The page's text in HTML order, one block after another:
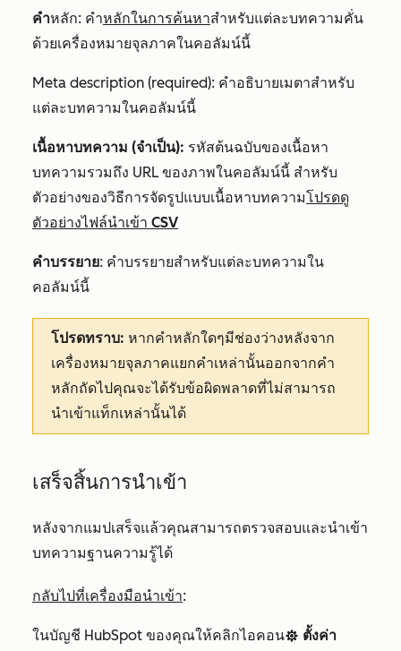
คำหลัก: คำหลักในการค้นหาสำหรับแต่ละบทความคั่น
ด้วยเครื่องหมายจุลภาคในคอลัมน์นี้
Meta description (required): คำอธิบายเมตาสำหรับ
แต่ละบทความในคอลัมน์นี้
เนื้อหาบทความ (จำเป็น): รหัสต้นฉบับของเนื้อหา
บทความรวมถึง URL ของภาพในคอลัมน์นี้ สำหรับ
ตัวอย่างของวิธีการจัดรูปแบบเนื้อหาบทความโปรดดู
ตัวอย่างไฟล์นำเข้า CSV
คำบรรยาย: คำบรรยายสำหรับแต่ละบทความใน
คอลัมน์นี้
โปรดทราบ: หากคำหลักใดๆมีช่องว่างหลังจาก
เครื่องหมายจุลภาคแยกคำเหล่านั้นออกจากคำ
หลักถัดไปคุณจะได้รับข้อผิดพลาดที่ไม่สามารถ
นำเข้าแท็กเหล่านั้นได้
เสร็จสิ้นการนำเข้า
หลังจากแมปเสร็จแล้วคุณสามารถตรวจสอบและนำเข้า
บทความฐานความรู้ได้
กลับไปที่เครื่องมือนำเข้า:
ในบัญชี HubSpot ของคุณให้คลิกไอคอนsettingsIcon ตั้งค่า